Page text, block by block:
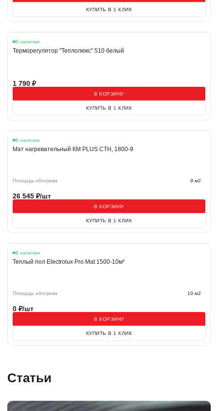
КУПИТЬ В 1 КЛИК
В наличии
Терморегулятор "Теплолюкс" 510 белый
1 790 ₽
В КОРЗИНУ
КУПИТЬ В 1 КЛИК
В наличии
Мат нагревательный КМ PLUS СТН, 1800-9
Площадь обогрева 9 м2
26 545 ₽/шт
В КОРЗИНУ
КУПИТЬ В 1 КЛИК
В наличии
Теплый пол Electrolux Pro Mat 1500-10м²
Площадь обогрева 10 м2
0 ₽/шт
В КОРЗИНУ
КУПИТЬ В 1 КЛИК
Статьи